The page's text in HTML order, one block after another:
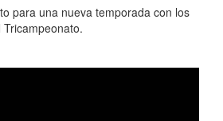
para una nueva temporada con los